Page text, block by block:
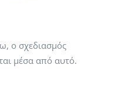
ο σχεδιασμός
μέσα από αυτό.